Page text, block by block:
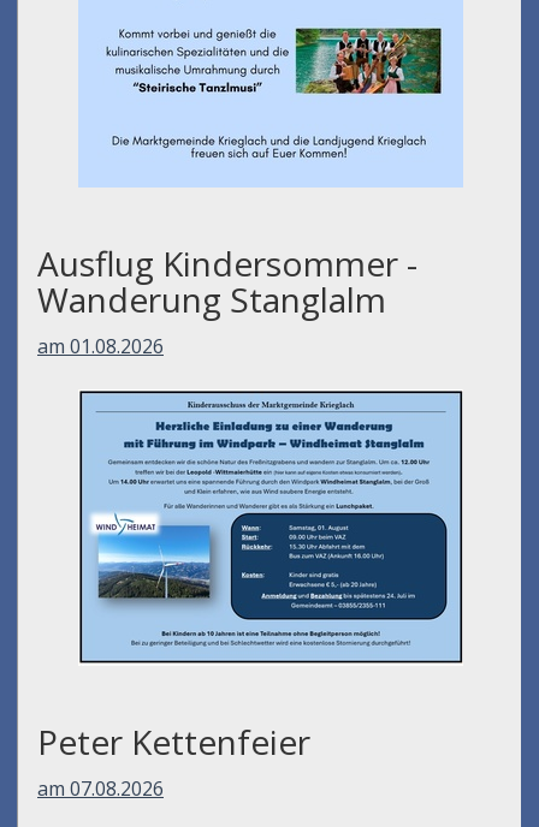
Ausflug Kindersommer -
Wanderung Stanglalm
am 01.08.2026
Peter Kettenfeier
am 07.08.2026